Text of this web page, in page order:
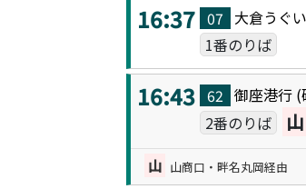
16:37 07 大倉うぐ
1番のりば
16:43 62 御座港行 (
2番のりば 山
山 山商口・畔名丸岡経由